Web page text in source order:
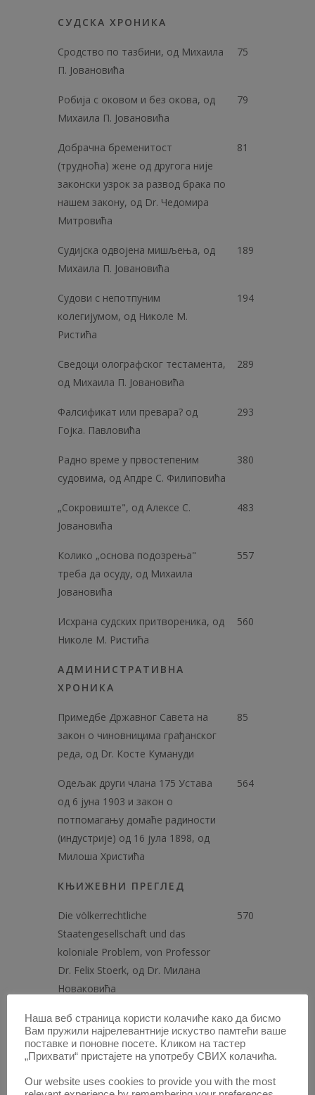
СУДСКА ХРОНИКА
Сродство по тазбини, од Михаила
П. Јовановића
75
Робија с оковом и без окова, од
Михаила П. Јовановића
79
Добрачна бременитост
(трудноћа) жене од другога није
законски узрок за развод брака по
нашем закону, од Dr. Чедомира
Митровића
81
Судијска одвојена мишљења, од
Михаила П. Јовановића
189
Судови с непотпуним
колегијумом, од Николе М.
Ристића
194
Сведоци олографског тестамента,
од Михаила П. Јовановића
289
Фалсификат или превара? од
Гојка. Павловића
293
Радно време у првостепеним
судовима, од Апдре С. Филиповића
380
„Сокровиште", од Алексе С.
Јовановића
483
Колико „основа подозрења"
треба да осуду, од Михаила
Јовановића
557
Исхрана судских притвореника, од
Николе М. Ристића
560
АДМИНИСТРАТИВНА
ХРОНИКА
Примедбе Државног Савета на
закон о чиновницима грађанског
реда, од Dr. Косте Кумануди
85
Одељак други члана 175 Устава
од 6 јуна 1903 и закон о
потпомагању домаће радиности
(индустрије) од 16 јула 1898, од
Милоша Христића
564
КЊИЖЕВНИ ПРЕГЛЕД
Die völkerrechtliche
Staatengesellschaft und das
koloniale Problem, von Professor
Dr. Felix Stoerk, од Dr. Милана
Новаковића
570
ОЦЕНЕ И ПРИКАЗИ
Ђ. Б. Несторовић: „Правне
расправе и чланци", од Dr.
Драгољуба Аранђеловића
97,
Наша веб страница користи колачиће како да бисмо
Вам пружили најрелевантније искуство памтећи ваше
поставке и поновне посете. Кликом на тастер
„Прихвати“ пристајете на употребу СВИХ колачића.
Our website uses cookies to provide you with the most